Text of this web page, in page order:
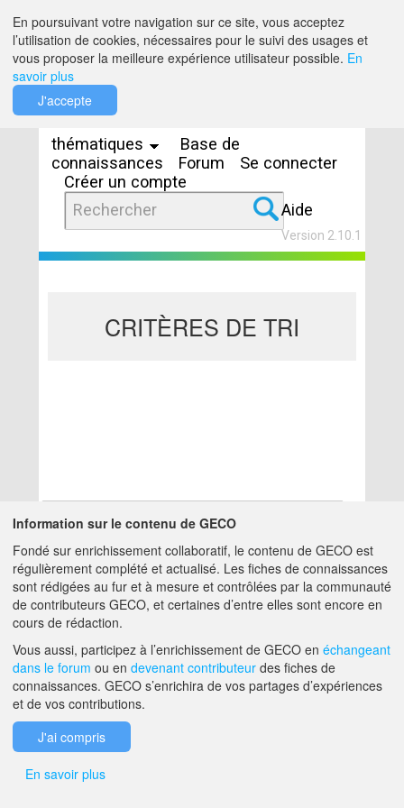
thématiques
Base de
connaissances
Forum
Se connecter
Créer un compte
Aide
Version 2.10.1
CRITÈRES DE TRI
Aucun résultat
A PROPOS DE GECO AIDE
F.A.Q. NOUS CONTACTER
En poursuivant votre navigation sur ce site, vous acceptez
l’utilisation de cookies, nécessaires pour le suivi des usages et
vous proposer la meilleure expérience utilisateur possible. En
savoir plus
J'accepte
Information sur le contenu de GECO
Fondé sur enrichissement collaboratif, le contenu de GECO est
régulièrement complété et actualisé. Les fiches de connaissances
sont rédigées au fur et à mesure et contrôlées par la communauté
de contributeurs GECO, et certaines d’entre elles sont encore en
cours de rédaction.
Vous aussi, participez à l’enrichissement de GECO en échangeant
dans le forum ou en devenant contributeur des fiches de
connaissances. GECO s’enrichira de vos partages d’expériences
et de vos contributions.
J'ai compris
En savoir plus